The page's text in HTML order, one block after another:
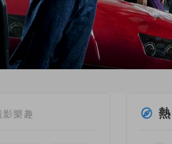
影樂趣